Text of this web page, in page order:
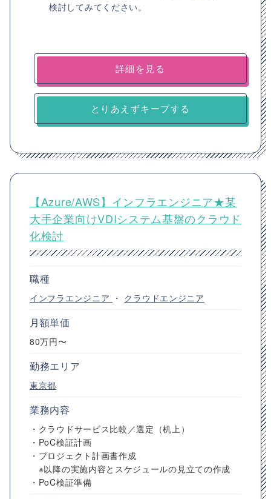
検討してみてください。
詳細を見る
とりあえずキープする
【Azure/AWS】インフラエンジニア★某
大手企業向けVDIシステム基盤のクラウド
化検討
職種
インフラエンジニア ・ クラウドエンジニア
月額単価
80万円〜
勤務エリア
東京都
業務内容
・クラウドサービス比較／選定（机上）
・PoC検証計画
・プロジェクト計画書作成
※以降の実施内容とスケジュールの見立ての作成
・PoC検証準備